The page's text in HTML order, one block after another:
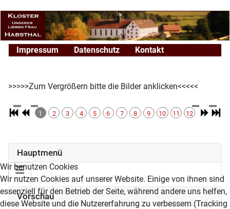
Impressum Datenschutz Kontakt
Hauptmenü
Vorschau
>>>>>Zum Vergrößern bitte die Bilder anklicken<<<<<
1 2 3 4 5 6 7 8 9 10 11 12
Wir benutzen Cookies
Wir nutzen Cookies auf unserer Website. Einige von ihnen sind
essenziell für den Betrieb der Seite, während andere uns helfen,
diese Website und die Nutzererfahrung zu verbessern (Tracking